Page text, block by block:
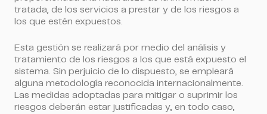
tratada, de los servicios a prestar y de los riesgos a
los que estén expuestos.
Esta gestión se realizará por medio del análisis y
tratamiento de los riesgos a los que está expuesto el
sistema. Sin perjuicio de lo dispuesto, se empleará
alguna metodología reconocida internacionalmente.
Las medidas adoptadas para mitigar o suprimir los
riesgos deberán estar justificadas y, en todo caso,